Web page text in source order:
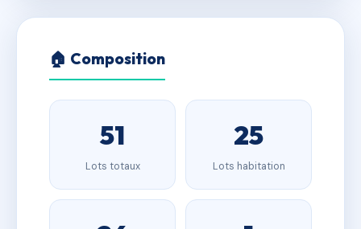
🏠 Composition
51
Lots totaux
25
Lots habitation